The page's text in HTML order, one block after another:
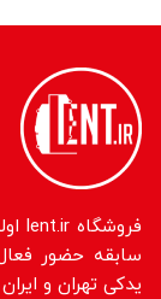
سابقه حضور
یدکی تهران و